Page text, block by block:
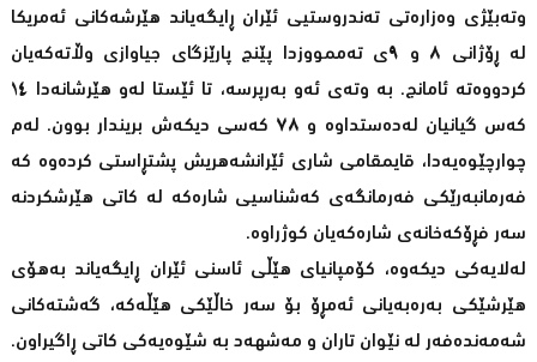
وتەبێژی وەزارەتی تەندروستیی ئێران ڕایگەیاند هێرشەکانی ئەمریکا
لە ڕۆژانی ٨ و ٩ی تەممووزدا پێنج پارێزگای جیاوازی وڵاتەکەیان
کردووەتە ئامانج. بە وتەی ئەو بەرپرسە، تا ئێستا لەو هێرشانەدا ١٤
کەس گیانیان لەدەستداوە و ٧٨ کەسی دیکەش بریندار بوون. لەم
چوارچێوەیەدا، قایمقامی شاری ئێرانشەهریش پشتڕاستی کردەوە کە
فەرمانبەرێکی فەرمانگەی کەشناسیی شارەکە لە کاتی هێرشکردنە
سەر فڕۆکەخانەی شارەکەیان کوژراوە.
لەلایەکی دیکەوە، کۆمپانیای هێڵی ئاسنی ئێران ڕایگەیاند بەهۆی
هێرشێکی بەرەبەیانی ئەمڕۆ بۆ سەر خاڵێکی هێڵەکە، گەشتەکانی
شەمەندەفەر لە نێوان تاران و مەشهەد بە شێوەیەکی کاتی ڕاگیراون.